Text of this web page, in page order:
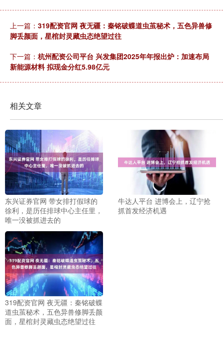
上一篇： 319配资官网 夜无疆：秦铭破蝶道虫茧秘术，五色异兽修
脚丢颜面，星棺封灵藏虫态绝望过往
下一篇： 杭州配资公司平台 兴发集团2025年年报出炉：加速布局
新能源材料 拟现金分红5.98亿元
相关文章
东兴证券官网 带女排打假球的
徐利，是历任排球中心主任里，
唯一没被抓进去的
牛达人平台 进博会上，辽宁抢
抓首发经济机遇
319配资官网 夜无疆：秦铭破蝶
道虫茧秘术，五色异兽修脚丢颜
面，星棺封灵藏虫态绝望过往